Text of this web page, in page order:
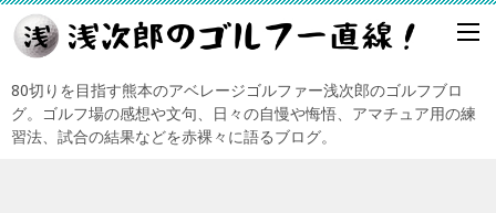
80切りを目指す熊本のアベレージゴルファー浅次郎のゴルフブロ
グ。ゴルフ場の感想や文句、日々の自慢や悔悟、アマチュア用の練
習法、試合の結果などを赤裸々に語るブログ。